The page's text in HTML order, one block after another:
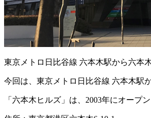
東京メトロ日比谷線 六本木駅から六本
今回は、東京メトロ日比谷線 六本木駅
「六本木ヒルズ」は、2003年にオープ